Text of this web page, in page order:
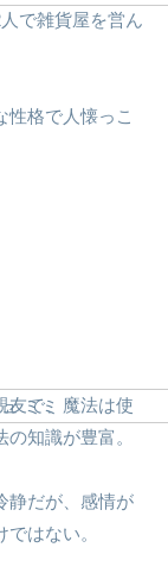
で雑貨屋を営ん
性格で人懐っこ
友で、魔法は使
の知識が豊富。
静だが、感情が
はない。